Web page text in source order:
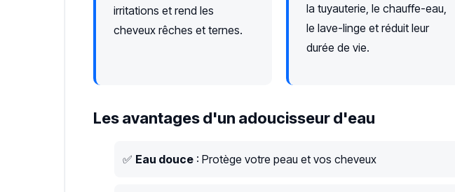
irritations et rend les
cheveux rêches et ternes.
la tuyauterie, le chauffe-eau,
le lave-linge et réduit leur
durée de vie.
Les avantages d'un adoucisseur d'eau
✅ Eau douce : Protège votre peau et vos cheveux